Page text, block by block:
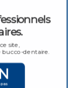
site,
dentaire.